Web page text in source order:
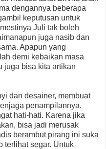
dengannya beberapa
keputusan untuk
Juli tak boleh
juga nasib dan
Apapun yang
demi kebaikan masa
juga bisa kita artikan
dan desainer, membuat
penampilannya.
hati-hati. Karena jika
bisa jadi merusak
berambut pirang ini suka
terlihat segar. Untuk